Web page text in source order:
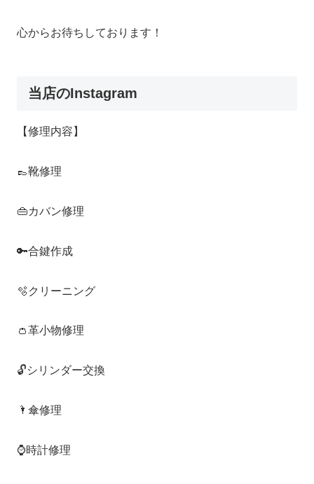
心からお待ちしております！
当店のInstagram
【修理内容】
👞靴修理
👜カバン修理
🔑合鍵作成
🫧クリーニング
👛革小物修理
🔓シリンダー交換
🌂傘修理
⌚️時計修理